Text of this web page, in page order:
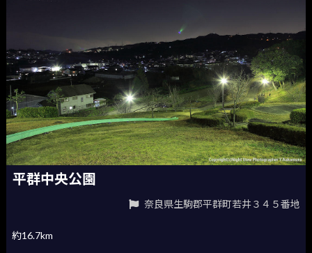
平群中央公園
奈良県生駒郡平群町若井３４５番地
約16.7km